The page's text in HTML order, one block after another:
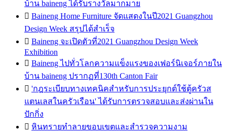
บ้าน baineng ได้รับรางวัลมากมาย
 Baineng Home Furniture จัดแสดงในปี2021 Guangzhou
Design Week สรุปได้สำเร็จ
 Baineng จะเปิดตัวที่2021 Guangzhou Design Week
Exhibition
 Baineng ไปทั่วโลกความแข็งแรงของเฟอร์นิเจอร์ภายใน
บ้าน baineng ปรากฏที่130th Canton Fair
 'กฎระเบียบทางเทคนิคสำหรับการประยุกต์ใช้ตู้ครัวส
แตนเลสในครัวเรือน' ได้รับการตรวจสอบและส่งผ่านใน
ปักกิ่ง
 หินทรายทำลายขอบเขตและสำรวจความงาม